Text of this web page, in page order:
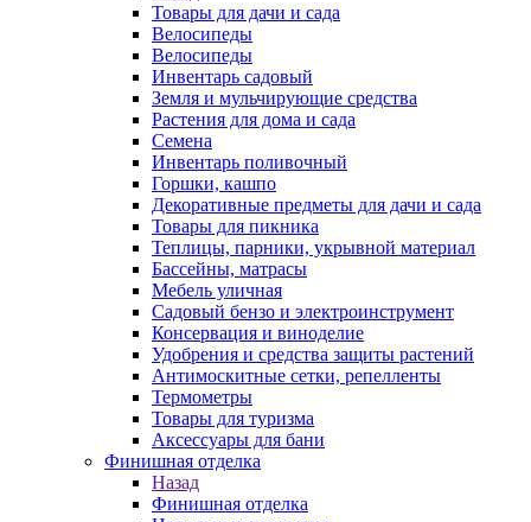
Товары для дачи и сада
Велосипеды
Велосипеды
Инвентарь садовый
Земля и мульчирующие средства
Растения для дома и сада
Семена
Инвентарь поливочный
Горшки, кашпо
Декоративные предметы для дачи и сада
Товары для пикника
Теплицы, парники, укрывной материал
Бассейны, матрасы
Мебель уличная
Садовый бензо и электроинструмент
Консервация и виноделие
Удобрения и средства защиты растений
Антимоскитные сетки, репелленты
Термометры
Товары для туризма
Аксессуары для бани
Финишная отделка
Назад
Финишная отделка